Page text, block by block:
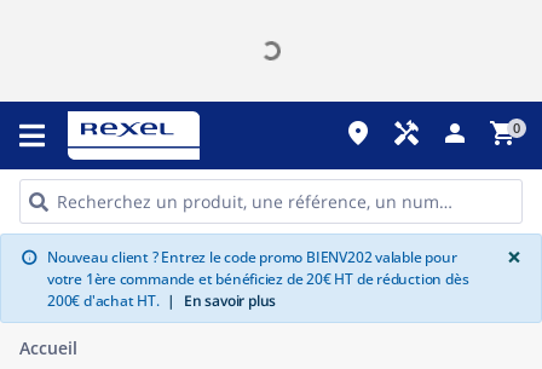
place handyman person shopping_cart0
info Nouveau client ? Entrez le code promo BIENV202 valable pour
votre 1ère commande et bénéficiez de 20€ HT de réduction dès
200€ d'achat HT. | En savoir plus
×
Accueil